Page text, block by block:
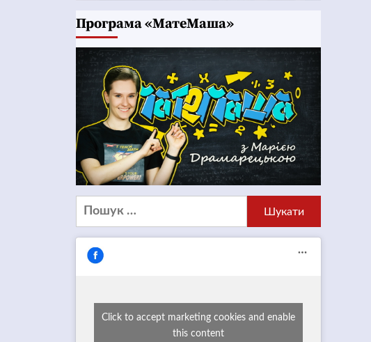
Програма «МатеМаша»
Пошук:
Click to accept marketing cookies and enable
this content